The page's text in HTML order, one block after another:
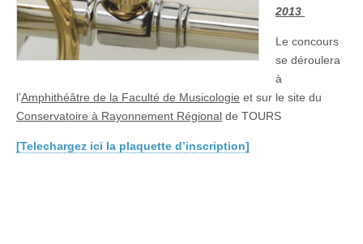
2013
Le concours
se déroulera
à
l’Amphithéâtre de la Faculté de Musicologie et sur le site du
Conservatoire à Rayonnement Régional de TOURS ​
[Telechargez ici la plaquette d’inscription]